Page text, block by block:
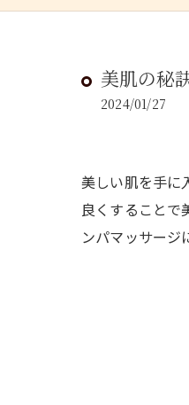
美肌の秘
2024/01/27
美しい肌を手に
良くすることで
ンパマッサージ